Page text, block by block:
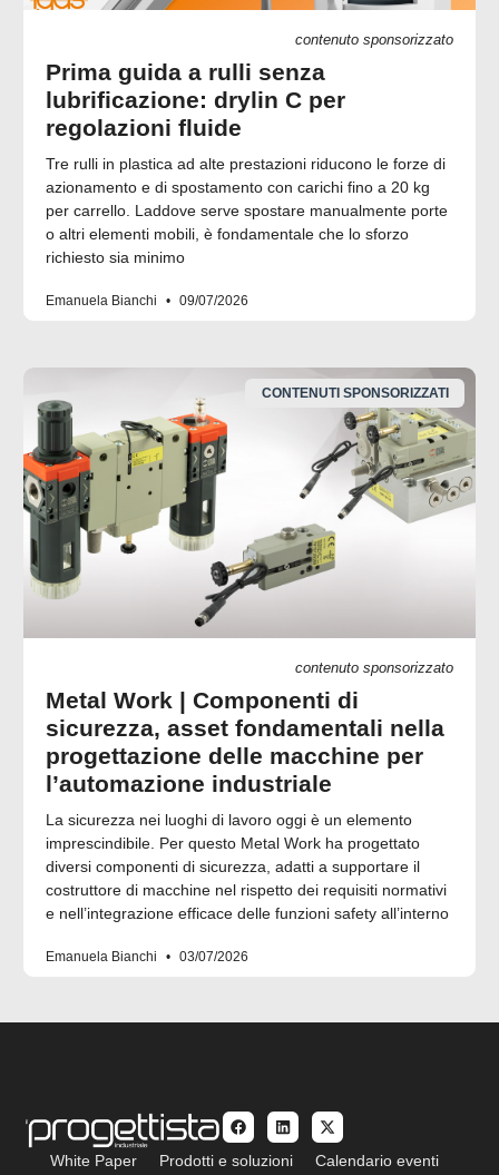
contenuto sponsorizzato
Prima guida a rulli senza
lubrificazione: drylin C per
regolazioni fluide
Tre rulli in plastica ad alte prestazioni riducono le forze di
azionamento e di spostamento con carichi fino a 20 kg
per carrello. Laddove serve spostare manualmente porte
o altri elementi mobili, è fondamentale che lo sforzo
richiesto sia minimo
Emanuela Bianchi 09/07/2026
CONTENUTI SPONSORIZZATI
contenuto sponsorizzato
Metal Work | Componenti di
sicurezza, asset fondamentali nella
progettazione delle macchine per
l’automazione industriale
La sicurezza nei luoghi di lavoro oggi è un elemento
imprescindibile. Per questo Metal Work ha progettato
diversi componenti di sicurezza, adatti a supportare il
costruttore di macchine nel rispetto dei requisiti normativi
e nell’integrazione efficace delle funzioni safety all’interno
Emanuela Bianchi 03/07/2026
White Paper Prodotti e soluzioni
Calendario eventi